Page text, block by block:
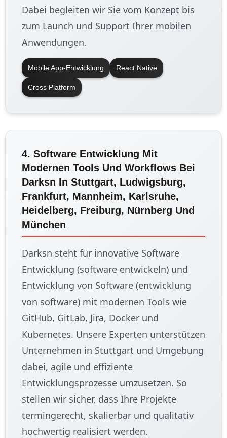
Dabei begleiten wir Sie vom Konzept bis
zum Launch und Support Ihrer mobilen
Anwendungen.
Mobile App-Entwicklung React Native
Cross Platform
4. Software Entwicklung Mit
Modernen Tools Und Workflows Bei
Darksn In Stuttgart, Ludwigsburg,
Frankfurt, Mannheim, Karlsruhe,
Heidelberg, Freiburg, Nürnberg Und
München
Darksn steht für innovative Software
Entwicklung (software entwickeln) und
Entwicklung von Software (entwicklung
von software) mit modernen Tools wie
GitHub, GitLab, Jira, Docker und
Kubernetes. Unsere Experten unterstützen
Unternehmen in Stuttgart und Umgebung
dabei, agile und effiziente
Entwicklungsprozesse umzusetzen. So
stellen wir sicher, dass Ihre Projekte
termingerecht, skalierbar und qualitativ
hochwertig realisiert werden.